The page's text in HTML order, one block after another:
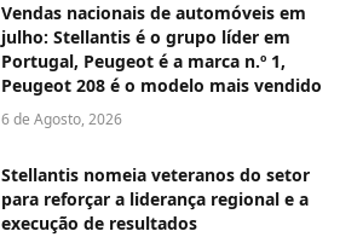
Vendas nacionais de automóveis em
julho: Stellantis é o grupo líder em
Portugal, Peugeot é a marca n.º 1,
Peugeot 208 é o modelo mais vendido
6 de Agosto, 2026
Stellantis nomeia veteranos do setor
para reforçar a liderança regional e a
execução de resultados